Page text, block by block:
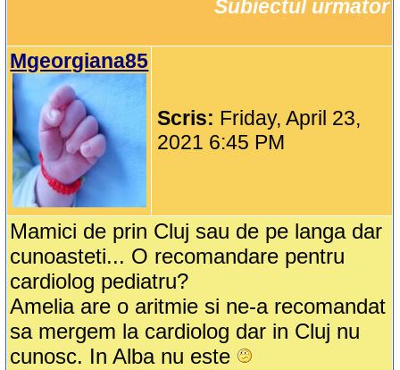
Subiectul urmator
Mgeorgiana85
Scris: Friday, April 23,
2021 6:45 PM
Mamici de prin Cluj sau de pe langa dar
cunoasteti... O recomandare pentru
cardiolog pediatru?
Amelia are o aritmie si ne-a recomandat
sa mergem la cardiolog dar in Cluj nu
cunosc. In Alba nu este